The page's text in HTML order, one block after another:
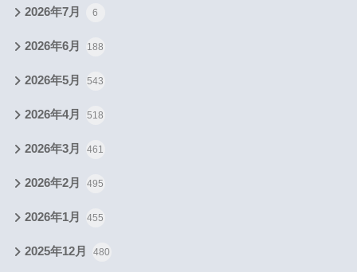
2026年7月 6
2026年6月 188
2026年5月 543
2026年4月 518
2026年3月 461
2026年2月 495
2026年1月 455
2025年12月 480